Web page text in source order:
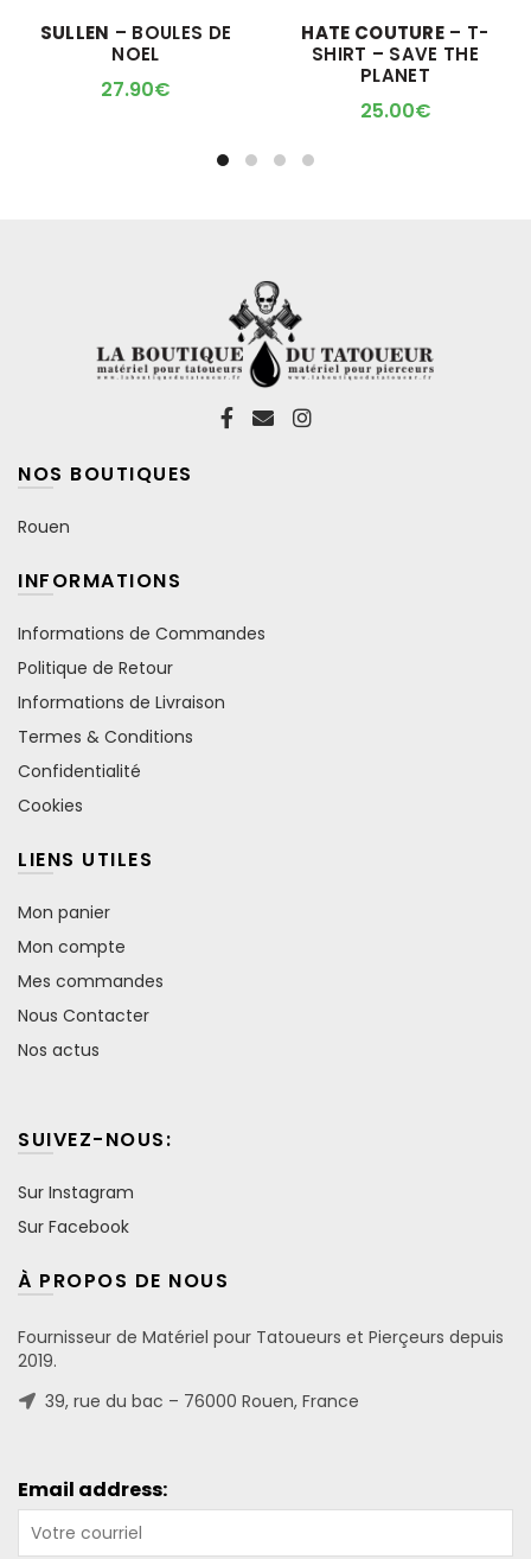
SULLEN – BOULES DE
NOEL
27.90€
plusieurs
variations.
Les
options
HATE COUTURE – T-
SHIRT – SAVE THE
PLANET
25.00€
NOS BOUTIQUES
Rouen
INFORMATIONS
Informations de Commandes
Politique de Retour
Informations de Livraison
Termes & Conditions
Confidentialité
Cookies
LIENS UTILES
Mon panier
Mon compte
Mes commandes
Nous Contacter
Nos actus
SUIVEZ-NOUS:
Sur Instagram
Sur Facebook
À PROPOS DE NOUS
Fournisseur de Matériel pour Tatoueurs et Pierçeurs depuis
2019.
39, rue du bac – 76000 Rouen, France
Email address: